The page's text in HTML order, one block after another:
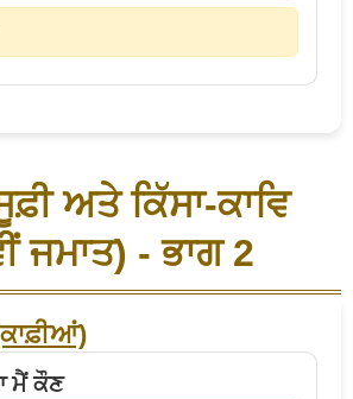
ਅਤੇ ਕਿੱਸਾ-ਕਾਵਿ
ਜਮਾਤ) - ਭਾਗ 2
ਮੈਂ ਕੌਣ